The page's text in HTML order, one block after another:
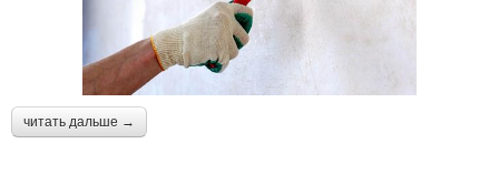
читать дальше →